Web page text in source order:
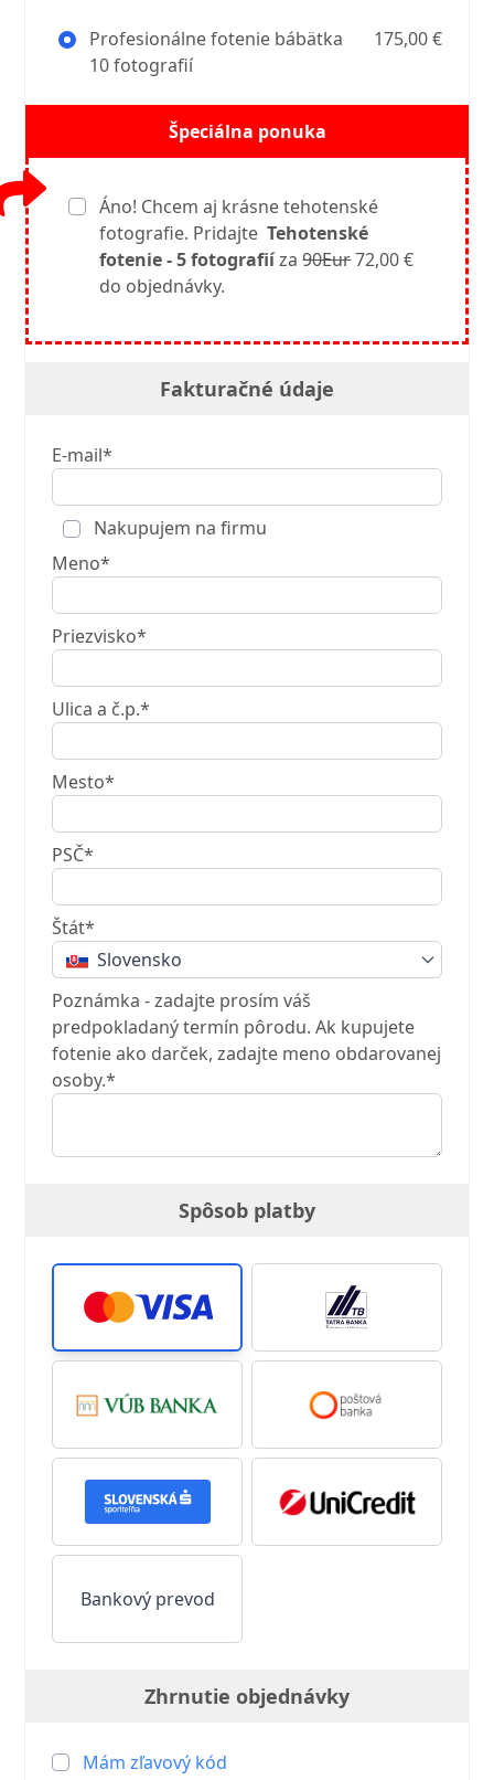
Profesionálne fotenie bábätka
10 fotografií
175,00 €
Špeciálna ponuka
Áno! Chcem aj krásne tehotenské
fotografie. PridajteTehotenské
fotenie - 5 fotografiíza90Eur72,00 €
do objednávky.
Fakturačné údaje
E-mail*
Nakupujem na firmu
Meno*
Priezvisko*
Ulica a č.p.*
Mesto*
PSČ*
Štát*
Slovensko
Poznámka - zadajte prosím váš
predpokladaný termín pôrodu. Ak kupujete
fotenie ako darček, zadajte meno obdarovanej
osoby.*
Spôsob platby
Bankový prevod
Zhrnutie objednávky
Mám zľavový kód